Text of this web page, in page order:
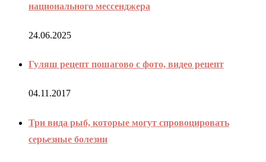
национального мессенджера
24.06.2025
Гуляш рецепт пошагово с фото, видео рецепт
04.11.2017
Три вида рыб, которые могут спровоцировать
серьезные болезни